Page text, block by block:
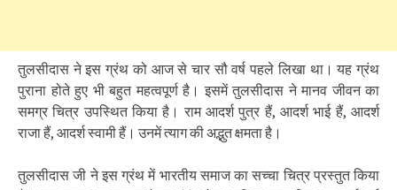
तुलसीदास ने इस ग्रंथ को आज से चार सौ वर्ष पहले लिखा था। यह ग्रंथ
पुराना होते हुए भी बहुत महत्वपूर्ण है। इसमें तुलसीदास ने मानव जीवन का
समग्र चित्र उपस्थित किया है। राम आदर्श पुत्र हैं, आदर्श भाई हैं, आदर्श
राजा हैं, आदर्श स्वामी हैं। उनमें त्याग की अद्भुत क्षमता है।
तुलसीदास जी ने इस ग्रंथ में भारतीय समाज का सच्चा चित्र प्रस्तुत किया